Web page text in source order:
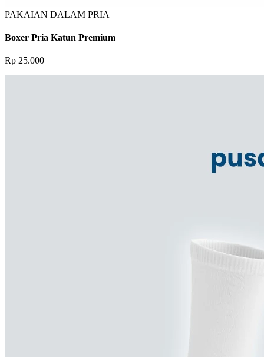
PAKAIAN DALAM PRIA
Boxer Pria Katun Premium
Rp 25.000